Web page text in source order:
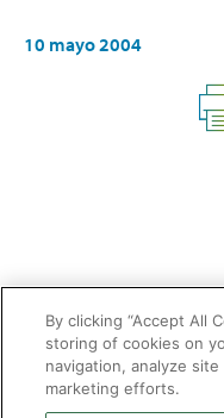
10 mayo 2004
By clicking “Accept All
storing of cookies on
navigation, analyze
marketing efforts.